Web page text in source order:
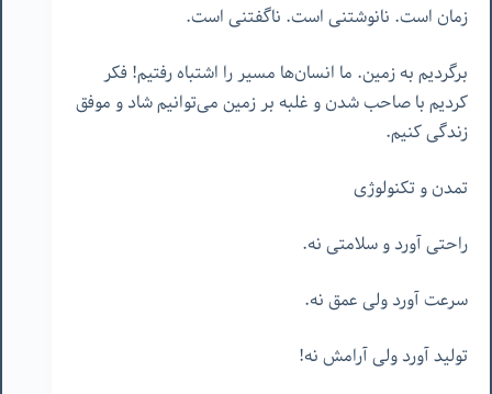
زمان است. نانوشتنی است. ناگفتنی است.
برگردیم به زمین. ما انسان‌ها مسیر را اشتباه رفتیم! فکر
کردیم با صاحب شدن و غلبه بر زمین می‌توانیم شاد و موفق
زندگی کنیم.
تمدن و تکنولوژی
راحتی آورد و سلامتی نه.
سرعت آورد ولی عمق نه.
تولید آورد ولی آرامش نه!